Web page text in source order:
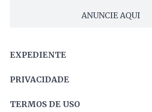
ANUNCIE AQUI
EXPEDIENTE
PRIVACIDADE
TERMOS DE USO